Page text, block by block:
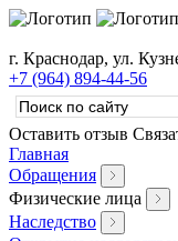
г. Краснодар, ул.
+7 (964) 894-44-56
Оставить отзыв
Главная
Обращения
Физические лица
Наследство